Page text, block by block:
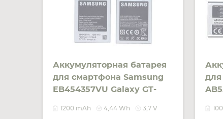
Аккумуляторная батарея
для смартфона Samsung
EB454357VU Galaxy GT-
Pocket/S5302 3.7V Black
1200 mAh 4,44 Wh 3,7 V
для